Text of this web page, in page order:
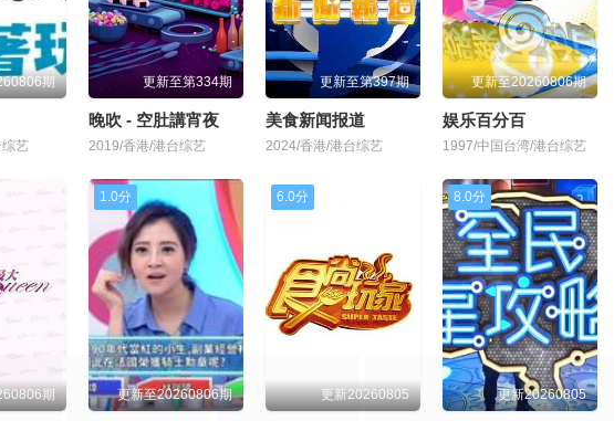
期
艺
更新至第334期
晚吹 - 空肚講宵夜
2019/香港/港台综艺
更新至第397期
美食新闻报道
2024/香港/港台综艺
更新至20260806期
娱乐百分百
1997/中国台湾/港台综艺
期
1.0分
更新至20260806期
6.0分
更新20260805
8.0分
更新20260805